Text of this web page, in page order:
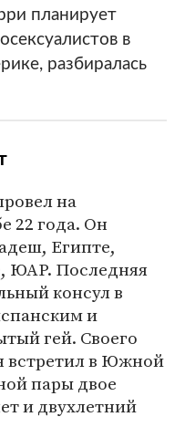
планирует
в
разбиралась
на
22 года. Он
Египте,
ЮАР. Последняя
консул в
и
гей. Своего
встретил в Южной
пары двое
и двухлетний